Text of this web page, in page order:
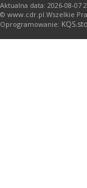
Aktualna data: 2026-08-
© www.cdr.pl.Wszelkie
Oprogramowanie: